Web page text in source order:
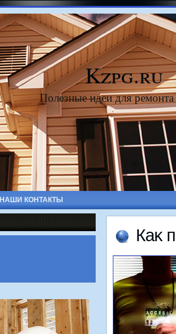
Kzpg.ru
Полезные идеи для
НАШИ КОНТАКТЫ
Каκ